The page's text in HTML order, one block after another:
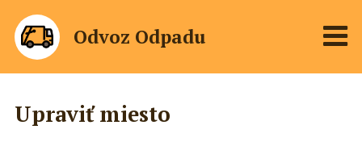
Odvoz Odpadu
Upraviť miesto